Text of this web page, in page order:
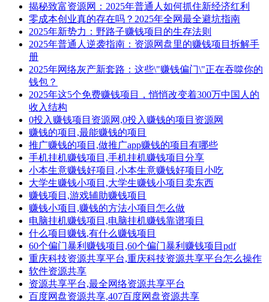
揭秘致富资源网：2025年普通人如何抓住新经济红利
零成本创业真的存在吗？2025年全网最全避坑指南
2025年新势力：野路子赚钱项目的生存法则
2025年普通人逆袭指南：资源网盘里的赚钱项目拆解手
册
2025年网络灰产新套路：这些\"赚钱偏门\"正在吞噬你的
钱包？
2025年这5个免费赚钱项目，悄悄改变着300万中国人的
收入结构
0投入赚钱项目资源网,0投入赚钱的项目资源网
赚钱的项目,最能赚钱的项目
推广赚钱的项目,做推广app赚钱的项目有哪些
手机挂机赚钱项目,手机挂机赚钱项目分享
小本生意赚钱好项目,小本生意赚钱好项目小吃
大学生赚钱小项目,大学生赚钱小项目卖东西
赚钱项目,游戏辅助赚钱项目
赚钱小项目,赚钱的方法小项目怎么做
电脑挂机赚钱项目,电脑挂机赚钱靠谱项目
什么项目赚钱,有什么赚钱项目
60个偏门暴利赚钱项目,60个偏门暴利赚钱项目pdf
重庆科技资源共享平台,重庆科技资源共享平台怎么操作
软件资源共享
资源共享平台,最全网络资源共享平台
百度网盘资源共享,407百度网盘资源共享